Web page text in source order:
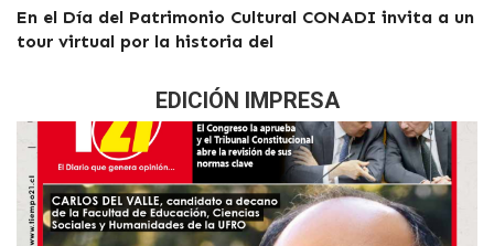
En el Día del Patrimonio Cultural CONADI invita a un
tour virtual por la historia del
EDICIÓN IMPRESA